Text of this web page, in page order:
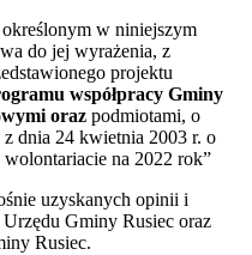
w niniejszym
do jej wyrażenia, z
projektu
współpracy Gminy
oraz podmiotami, o
dnia 24 kwietnia 2003 r. o
na 2022 rok”
uzyskanych opinii i
Gminy Rusiec oraz
Rusiec.